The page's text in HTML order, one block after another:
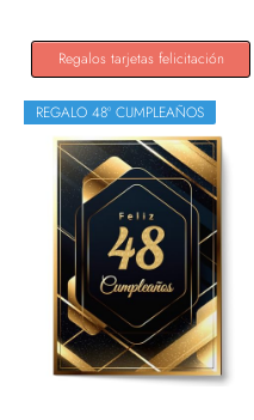
Regalos tarjetas felicitación
REGALO 48º CUMPLEAÑOS